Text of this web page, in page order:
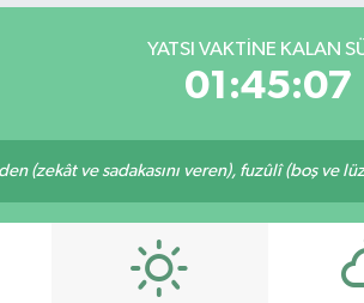
YATSI VAKTINE KALAN
01:45:07
(zekât ve sadakasını veren), fuzûlî (boş